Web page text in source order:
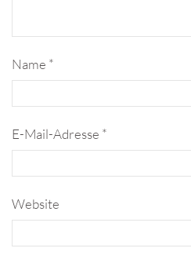
Name *
E-Mail-Adresse *
Website